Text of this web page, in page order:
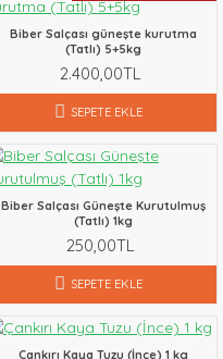
Biber Salçası güneşte kurutma
(Tatlı) 5+5kg
2.400,00TL
SEPETE EKLE
Biber Salçası Güneşte Kurutulmuş
(Tatlı) 1kg
250,00TL
SEPETE EKLE
Çankırı Kaya Tuzu (İnce) 1 kg